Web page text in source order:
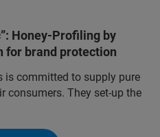
Honey-Profiling by
for brand protection
is committed to supply pure
consumers. They set-up the